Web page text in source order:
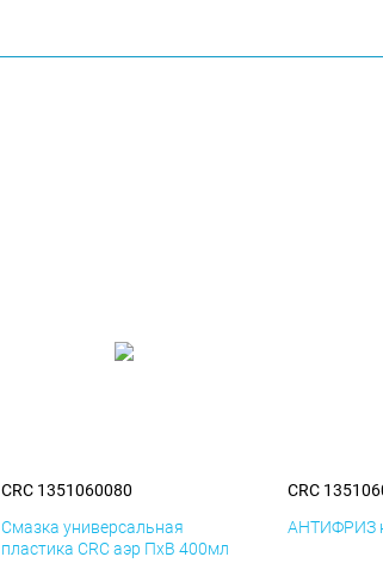
CRC 1351060080
Смазка универсальная
пластика CRC аэр ПхВ 400мл
CRC
АНТИФРИЗ